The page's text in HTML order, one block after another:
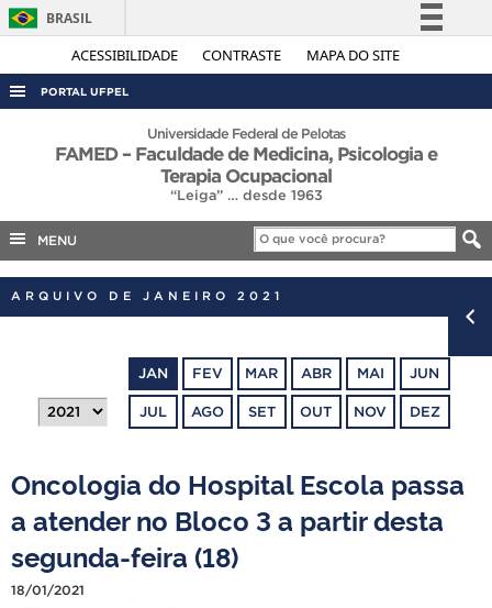
ACESSIBILIDADE CONTRASTE MAPA DO SITE
BRASIL
Simplifique!
Acesso à informação
Legislação
Canais
PORTAL UFPEL
ACESSO À INFORMAÇÃO
CONCURSOS
EDITAIS
INTERNACIONAL
TELEFONES
Universidade Federal de Pelotas
FAMED – Faculdade de Medicina, Psicologia e
Terapia Ocupacional
“Leiga” … desde 1963
MENU
ARQUIVO DE JANEIRO 2021
JAN FEV MAR ABR MAI JUN
JUL AGO SET OUT NOV DEZ
Oncologia do Hospital Escola passa
a atender no Bloco 3 a partir desta
segunda-feira (18)
18/01/2021